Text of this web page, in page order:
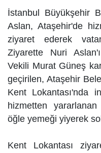
İstanbul Büyükşehir
Aslan, Ataşehir'de
ziyaret ederek
Ziyarette Nuri
Vekili Murat Güneş
geçirilen, Ataşehir
Kent Lokantası'nda
hizmetten
öğle yemeği yiyerek
Kent Lokantası